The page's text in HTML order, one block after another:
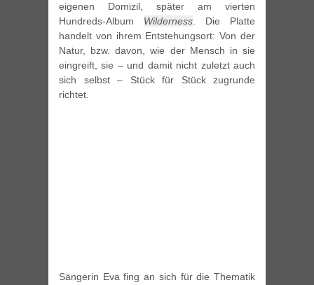
eigenen Domizil, später am vierten
Hundreds-Album Wilderness. Die Platte
handelt von ihrem Entstehungsort: Von der
Natur, bzw. davon, wie der Mensch in sie
eingreift, sie – und damit nicht zuletzt auch
sich selbst – Stück für Stück zugrunde
richtet.
Sängerin Eva fing an sich für die Thematik